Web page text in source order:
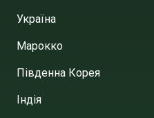
Україна
Марокко
Південна Корея
Індія